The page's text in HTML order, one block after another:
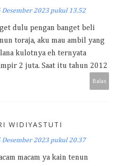
Desember 2023 pukul 13.52
dulu pengan banget beli
toraja, aku mau ambil yang
kulotnya eh ternyata
2 juta. Saat itu tahun 2012
Balas
WIDIYASTUTI
Desember 2023 pukul 20.37
macam ya kain tenun